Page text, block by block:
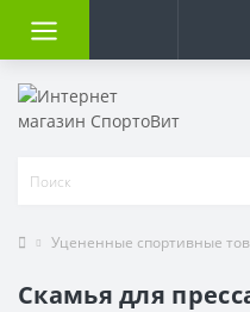
Уцененные спортивные
Скамья для